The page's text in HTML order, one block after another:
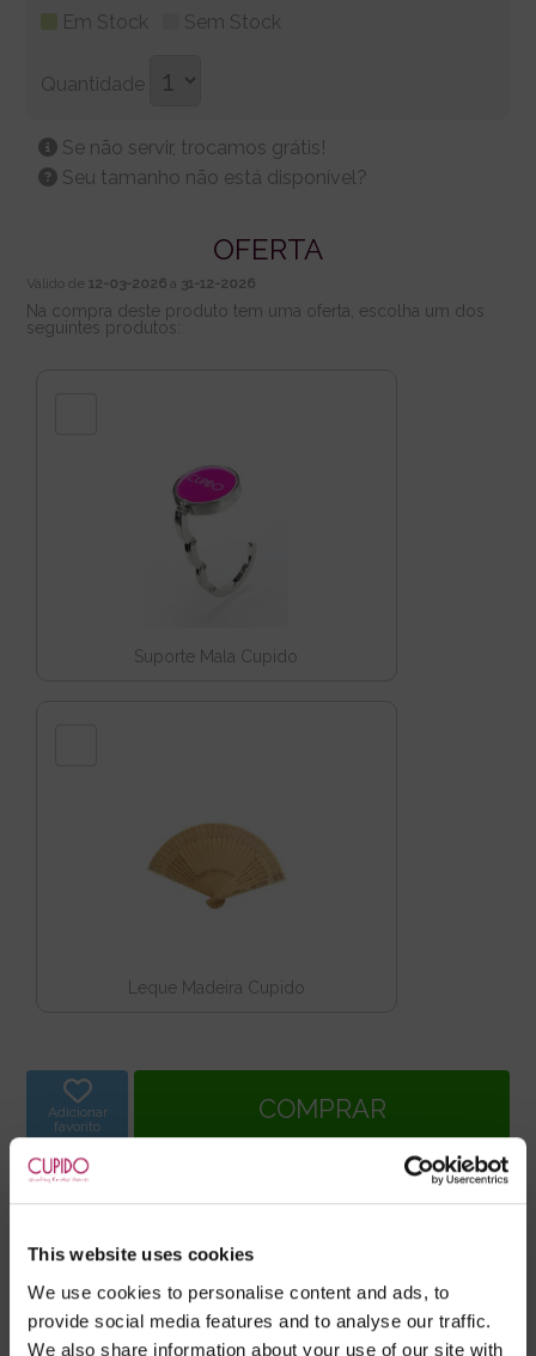
This website uses cookies
We use cookies to personalise content and ads, to
provide social media features and to analyse our traffic.
We also share information about your use of our site with
Em Stock Sem Stock
Quantidade
Se não servir, trocamos grátis!
Seu tamanho não está disponível?
OFERTA
Válido de 12-03-2026 a 31-12-2026
Na compra deste produto tem uma oferta, escolha um dos
seguintes produtos:
Suporte Mala Cupido
Leque Madeira Cupido
Adicionar
favorito
Receba este artigo
Virilha Aberta